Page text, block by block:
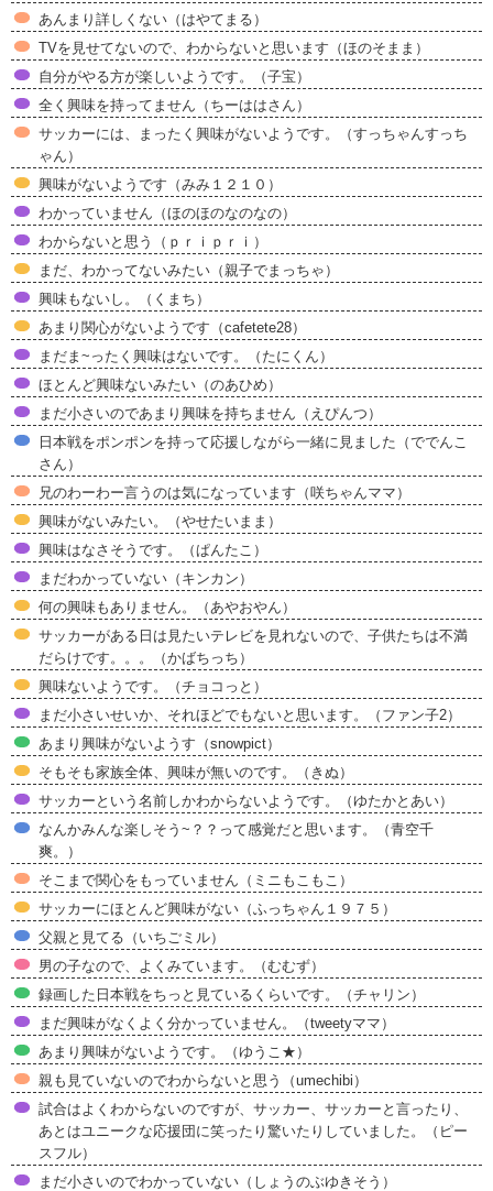
あんまり詳しくない（はやてまる）
TVを見せてないので、わからないと思います（ほのそまま）
自分がやる方が楽しいようです。（子宝）
全く興味を持ってません（ちーははさん）
サッカーには、まったく興味がないようです。（すっちゃんすっち
ゃん）
興味がないようです（みみ１２１０）
わかっていません（ほのほのなのなの）
わからないと思う（ｐｒｉｐｒｉ）
まだ、わかってないみたい（親子でまっちゃ）
興味もないし。（くまち）
あまり関心がないようです（cafetete28）
まだま~ったく興味はないです。（たにくん）
ほとんど興味ないみたい（のあひめ）
まだ小さいのであまり興味を持ちません（えぴんつ）
日本戦をポンポンを持って応援しながら一緒に見ました（ででんこ
さん）
兄のわーわー言うのは気になっています（咲ちゃんママ）
興味がないみたい。（やせたいまま）
興味はなさそうです。（ぱんたこ）
まだわかっていない（キンカン）
何の興味もありません。（あやおやん）
サッカーがある日は見たいテレビを見れないので、子供たちは不満
だらけです。。。（かばちっち）
興味ないようです。（チョコっと）
まだ小さいせいか、それほどでもないと思います。（ファン子2）
あまり興味がないようす（snowpict）
そもそも家族全体、興味が無いのです。（きぬ）
サッカーという名前しかわからないようです。（ゆたかとあい）
なんかみんな楽しそう~？？って感覚だと思います。（青空千
爽。）
そこまで関心をもっていません（ミニもこもこ）
サッカーにほとんど興味がない（ふっちゃん１９７５）
父親と見てる（いちごミル）
男の子なので、よくみています。（むむず）
録画した日本戦をちっと見ているくらいです。（チャリン）
まだ興味がなくよく分かっていません。（tweetyママ）
あまり興味がないようです。（ゆうこ★）
親も見ていないのでわからないと思う（umechibi）
試合はよくわからないのですが、サッカー、サッカーと言ったり、
あとはユニークな応援団に笑ったり驚いたりしていました。（ピー
スフル）
まだ小さいのでわかっていない（しょうのぶゆきそう）